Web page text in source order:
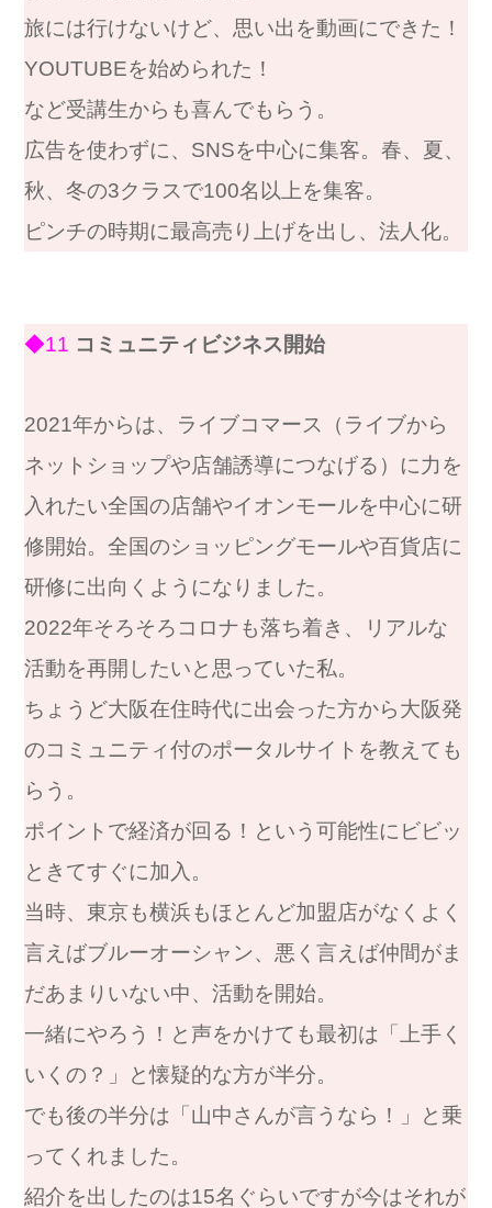
旅には行けないけど、思い出を動画にできた！
YOUTUBEを始められた！
など受講生からも喜んでもらう。
広告を使わずに、SNSを中心に集客。春、夏、
秋、冬の3クラスで100名以上を集客。
ピンチの時期に最高売り上げを出し、法人化。
◆11 コミュニティビジネス開始
2021年からは、ライブコマース（ライブから
ネットショップや店舗誘導につなげる）に力を
入れたい全国の店舗やイオンモールを中心に研
修開始。全国のショッピングモールや百貨店に
研修に出向くようになりました。
2022年そろそろコロナも落ち着き、リアルな
活動を再開したいと思っていた私。
ちょうど大阪在住時代に出会った方から大阪発
のコミュニティ付のポータルサイトを教えても
らう。
ポイントで経済が回る！という可能性にビビッ
ときてすぐに加入。
当時、東京も横浜もほとんど加盟店がなくよく
言えばブルーオーシャン、悪く言えば仲間がま
だあまりいない中、活動を開始。
一緒にやろう！と声をかけても最初は「上手く
いくの？」と懐疑的な方が半分。
でも後の半分は「山中さんが言うなら！」と乗
ってくれました。
紹介を出したのは15名ぐらいですが今はそれが